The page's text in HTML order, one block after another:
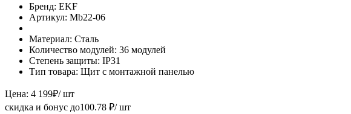
Бренд: EKF
Артикул: Mb22-06
Материал: Сталь
Количество модулей: 36 модулей
Степень защиты: IP31
Тип товара: Щит с монтажной панелью
Цена: 4 199₽/ шт
скидка и бонус до100.78 ₽/ шт